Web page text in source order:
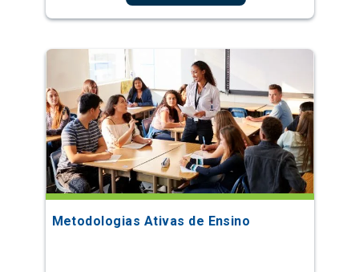
Metodologias Ativas de Ensino